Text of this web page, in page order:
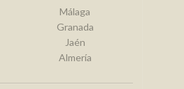
Málaga
Granada
Jaén
Almería